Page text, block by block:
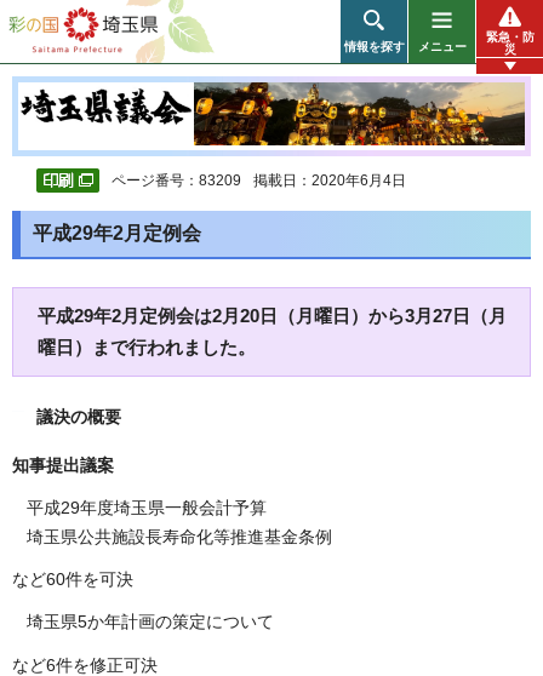
彩の国 埼玉県
情報を探す メニュー
緊急・防
災
ページ番号：83209 掲載日：2020年6月4日
平成29年2月定例会
平成29年2月定例会は2月20日（月曜日）から3月27日（月
曜日）まで行われました。
議決の概要
知事提出議案
平成29年度埼玉県一般会計予算
埼玉県公共施設長寿命化等推進基金条例
など60件を可決
埼玉県5か年計画の策定について
など6件を修正可決